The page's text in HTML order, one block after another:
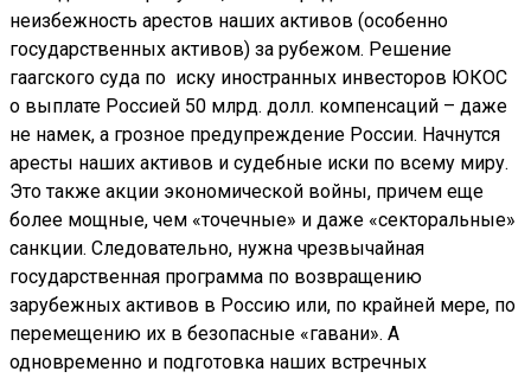
неизбежность арестов наших активов (особенно
государственных активов) за рубежом. Решение
гаагского суда по иску иностранных инвесторов ЮКОС
о выплате Россией 50 млрд. долл. компенсаций – даже
не намек, а грозное предупреждение России. Начнутся
аресты наших активов и судебные иски по всему миру.
Это также акции экономической войны, причем еще
более мощные, чем «точечные» и даже «секторальные»
санкции. Следовательно, нужна чрезвычайная
государственная программа по возвращению
зарубежных активов в Россию или, по крайней мере, по
перемещению их в безопасные «гавани». А
одновременно и подготовка наших встречных